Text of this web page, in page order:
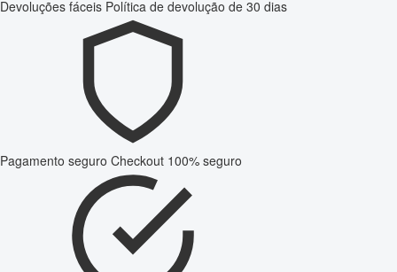
Devoluções fáceis Política de devolução de 30 dias
Pagamento seguro Checkout 100% seguro